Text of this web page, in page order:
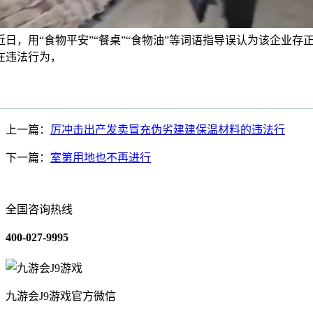
日，用“食物平安”“餐桌”“食物油”等词语指导误认为该企业存
违法行为，
上一篇： 厉冲击出产发卖冒充伪劣建建保温材料的违法行
下一篇： 室第用地也不再进行
全国咨询热线
400-027-9995
九游会J9游戏官方微信